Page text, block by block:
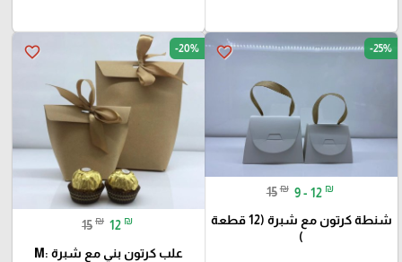
favorite_border -25%
15 ₪ 9 - 12 ₪
شنطة كرتون مع شبرة (12 قطعة
)
favorite_border -20%
15 ₪ 12 ₪
علب كرتون بني مع شبرة M: